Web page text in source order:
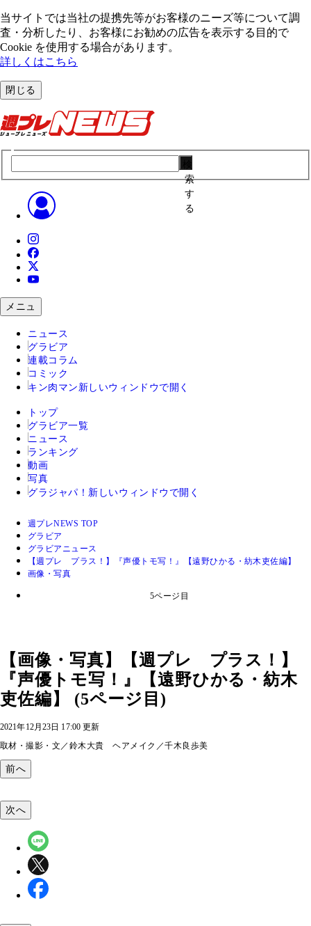
当サイトでは当社の提携先等がお客様のニーズ等について調
査・分析したり、お客様にお勧めの広告を表⽰する⽬的で
Cookie を使⽤する場合があります。
詳しくはこちら
閉じる
索
す
る
メニュ
ニュース
グラビア
連載コラム
コミック
キン肉マン 新しいウィンドウで開く
トップ
グラビア一覧
ニュース
ランキング
動画
写真
グラジャパ！ 新しいウィンドウで開く
週プレNEWS TOP
グラビア
グラビアニュース
【週プレ プラス！】『声優トモ写！』【遠野ひかる・紡木吏佐編】
画像・写真
5ページ目
【画像・写真】【週プレ プラス！】
『声優トモ写！』【遠野ひかる・紡木
吏佐編】 (5ページ目)
2021年12月23日 17:00 更新
取材・撮影・文／鈴木大貴 ヘアメイク／千木良歩美
前へ
次へ